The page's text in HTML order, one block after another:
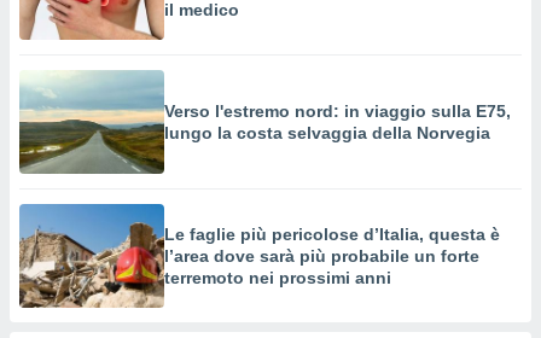
il medico
Verso l'estremo nord: in viaggio sulla E75,
lungo la costa selvaggia della Norvegia
Le faglie più pericolose d’Italia, questa è
l’area dove sarà più probabile un forte
terremoto nei prossimi anni